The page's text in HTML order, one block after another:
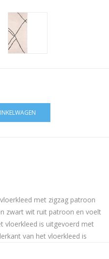
met zigzag patroon
zwart wit ruit patroon en voelt
vloerkleed is uitgevoerd met
van het vloerkleed is